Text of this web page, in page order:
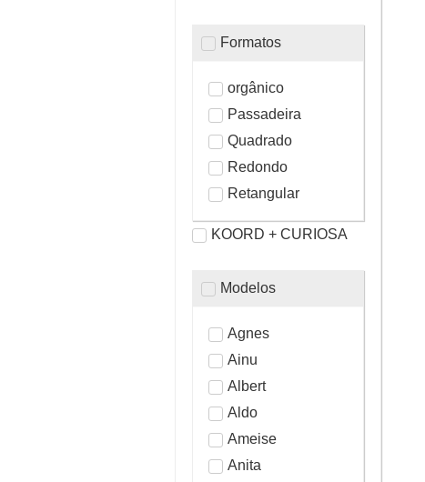
Formatos
orgânico
Passadeira
Quadrado
Redondo
Retangular
KOORD + CURIOSA
Modelos
Agnes
Ainu
Albert
Aldo
Ameise
Anita